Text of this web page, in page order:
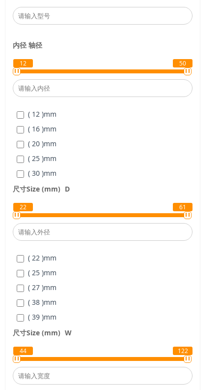
内径 轴径
12 50
( 12 )mm
( 16 )mm
( 20 )mm
( 25 )mm
( 30 )mm
( 40 )mm
( 50 )
尺寸Size (mm) D
22 61
( 22 )mm
( 25 )mm
( 27 )mm
( 38 )mm
( 39 )mm
( 51 )mm
( 61 )
尺寸Size (mm) W
44 122